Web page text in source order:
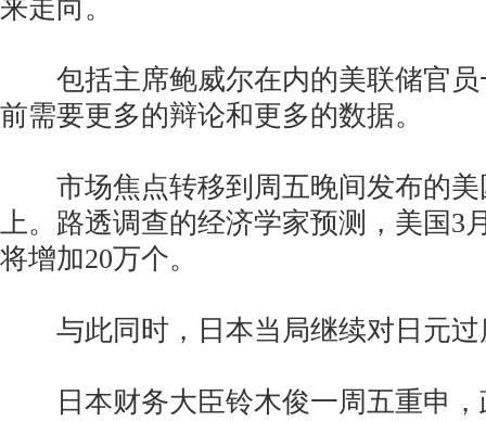
来走向。
包括主席鲍威尔在内的美联储官员
前需要更多的辩论和更多的数据。
市场焦点转移到周五晚间发布的美
上。路透调查的经济学家预测，美国3
将增加20万个。
与此同时，日本当局继续对日元过
日本财务大臣铃木俊一周五重申，